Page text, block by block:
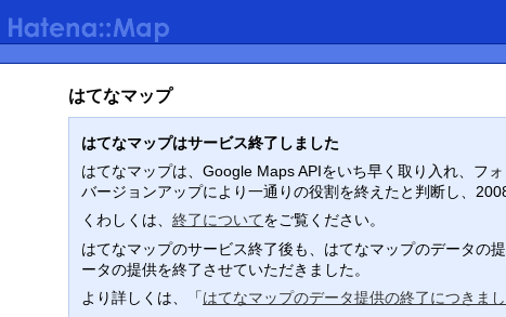
はてなマップ
はてなマップはサービス終了しました
はてなマップは、Google Maps APIをいち早く取り入れ、フ
バージョンアップにより一通りの役割を終えたと判断し、
くわしくは、終了についてをご覧ください。
はてなマップのサービス終了後も、はてなマップのデータの
ータの提供を終了させていただきました。
より詳しくは、「はてなマップのデータ提供の終了につきま